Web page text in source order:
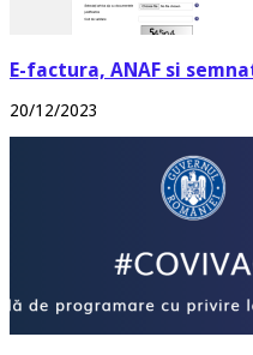
E-factura, ANAF si
20/12/2023